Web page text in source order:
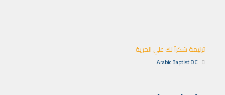
ترنيمة شكراً لك علي الحرية
Arabic Baptist DC